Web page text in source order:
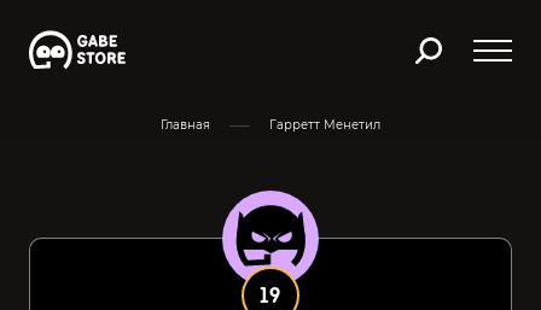
Главная Гарретт Менетил
19